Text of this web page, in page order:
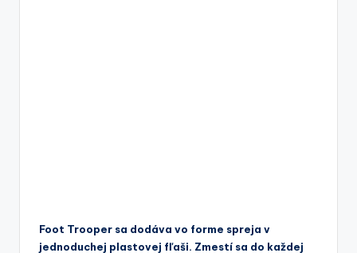
Foot Trooper sa dodáva vo forme spreja v
jednoduchej plastovej fľaši. Zmestí sa do každej